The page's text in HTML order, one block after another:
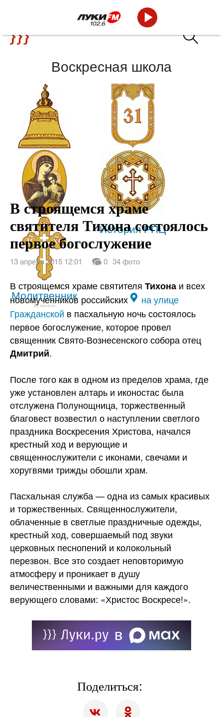
Воскресная школа
Новости Календарь
Святые История РПЦ
Молитвенник
85 молитв
В строящемся храме
святителя Тихона состоялось
первое богослужение
13 апреля 2015 12:01 0 34 фото
В строящемся храме святителя Тихона и всех
новомученников российских
на улице
Гражданской в пасхальную ночь состоялось
первое богослужение, которое провел
священник Свято-Вознесенского собораотец
Дмитрий.
После того как в одном из пределов храма, где
уже установлен алтарь и иконостас была
отслужена Полунощница, торжественный
благовест возвестил о наступлении светлого
праздника Воскресения Христова, начался
крестный ход и верующие и
священнослужители с иконами, свечами и
хоругвями трижды обошли храм.
Пасхальная служба — одна из самых красивых
и торжественных. Священнослужители,
облаченные в светлые праздничные одежды,
крестный ход, совершаемый под звуки
церковных песнопений и колокольный
перезвон. Все это создает неповторимую
атмосферу и проникает в душу
величественными и важными для каждого
верующего словами: «Христос Воскресе!».
Поделиться: